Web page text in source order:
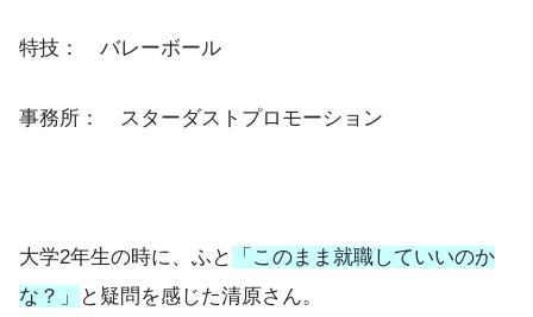
特技： バレーボール
事務所： スターダストプロモーション
大学2年生の時に、ふと
「このまま就職していいのか
な？」
と疑問を感じた清原さん。